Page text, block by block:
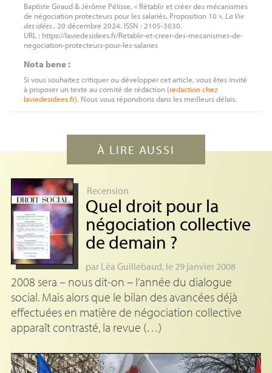
Baptiste Giraud & Jérôme Pélisse, « Rétablir et créer des mécanismes
de négociation protecteurs pour les salariés. Proposition 10 », La Vie
des idées, 20 décembre 2024. ISSN : 2105-3030.
URL : https://laviedesidees.fr/Retablir-et-creer-des-mecanismes-de-
negociation-protecteurs-pour-les-salaries
Nota bene :
Si vous souhaitez critiquer ou développer cet article, vous êtes invité
à proposer un texte au comité de rédaction (redactionchez
laviedesidees.fr). Nous vous répondrons dans les meilleurs délais.
À LIRE AUSSI
Recension
Quel droit pour la
négociation collective
de demain ?
par Léa Guillebaud, le 29 janvier 2008
2008 sera – nous dit-on – l’année du dialogue
social. Mais alors que le bilan des avancées déjà
effectuées en matière de négociation collective
apparaît contrasté, la revue (…)